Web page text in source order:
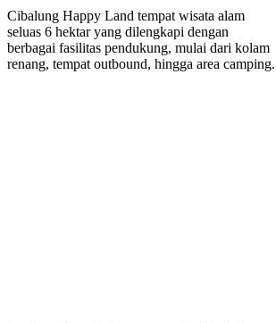
Cibalung Happy Land tempat wisata alam
seluas 6 hektar yang dilengkapi dengan
berbagai fasilitas pendukung, mulai dari kolam
renang, tempat outbound, hingga area camping.